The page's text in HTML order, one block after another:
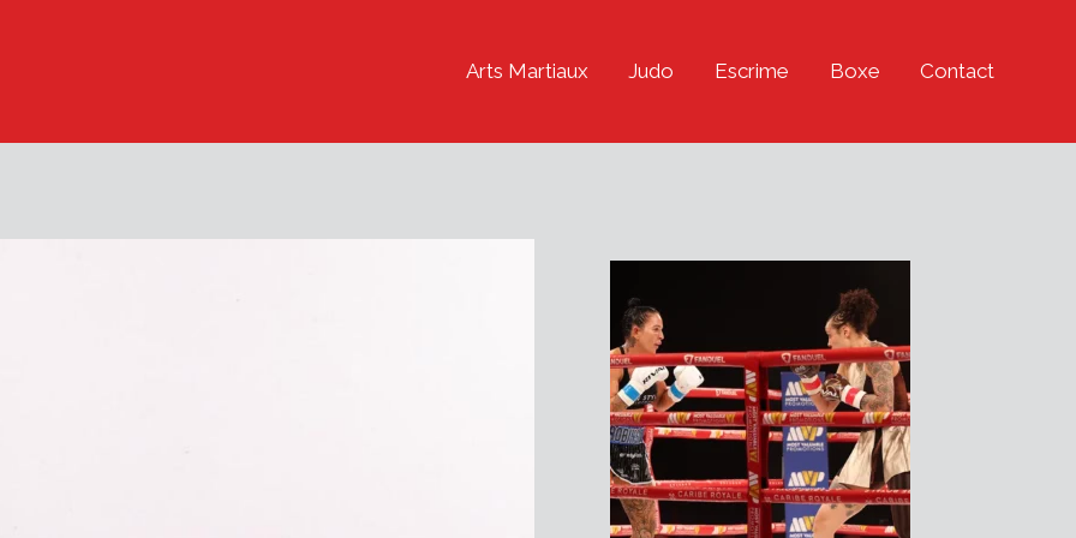
Arts Martiaux Judo Escrime Boxe Contact